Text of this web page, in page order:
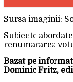
Sursa imaginii:
Subiecte
renumararea
Bazat pe
Dominic Fritz,